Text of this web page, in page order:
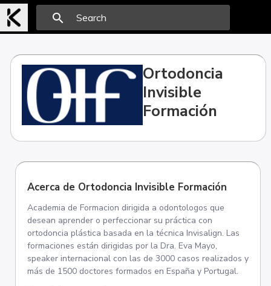
search
Ortodoncia
Invisible
Formación
Acerca de Ortodoncia Invisible Formación
Academia de Formacion dirigida a odontologos que
desean aprender o perfeccionar su práctica con
ortodoncia plástica basada en la técnica Invisalign. Las
formaciones están dirigidas por la Dra. Eva Mayo,
speaker internacional con las de 3000 casos realizados y
más de 1500 doctores formados en España y Portugal.